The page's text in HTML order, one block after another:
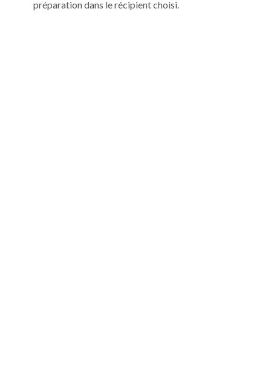
préparation dans le récipient choisi.